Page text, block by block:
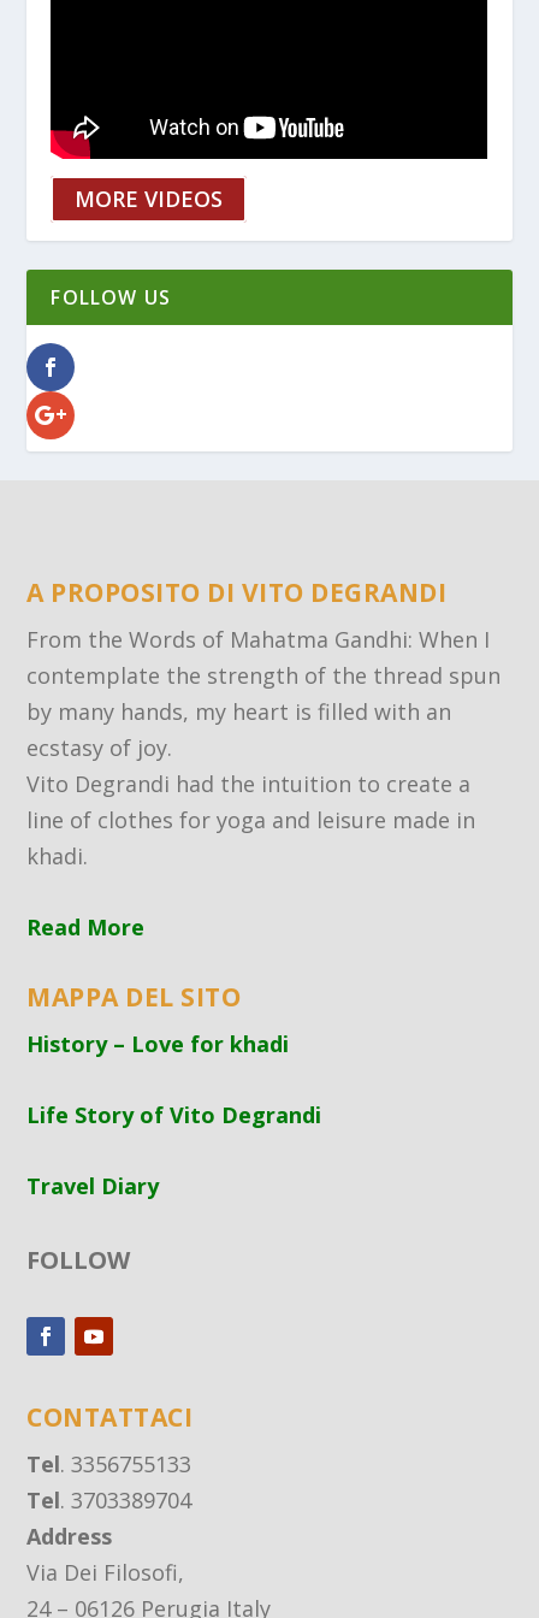
MORE VIDEOS
FOLLOW US
A PROPOSITO DI VITO DEGRANDI
From the Words of Mahatma Gandhi: When I
contemplate the strength of the thread spun
by many hands, my heart is filled with an
ecstasy of joy.
Vito Degrandi had the intuition to create a
line of clothes for yoga and leisure made in
khadi.
Read More
MAPPA DEL SITO
History – Love for khadi
Life Story of Vito Degrandi
Travel Diary
FOLLOW
CONTATTACI
Tel. 3356755133
Tel. 3703389704
Address
Via Dei Filosofi,
24 – 06126 Perugia Italy